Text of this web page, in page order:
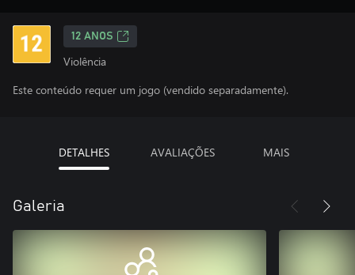
12 ANOS
Violência
Este conteúdo requer um jogo (vendido separadamente).
DETALHES AVALIAÇÕES MAIS
Galeria